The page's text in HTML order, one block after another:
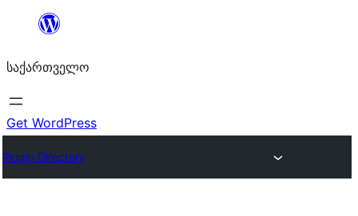
შიგთავსზე
საქართველო
Get WordPress
Plugin Directory